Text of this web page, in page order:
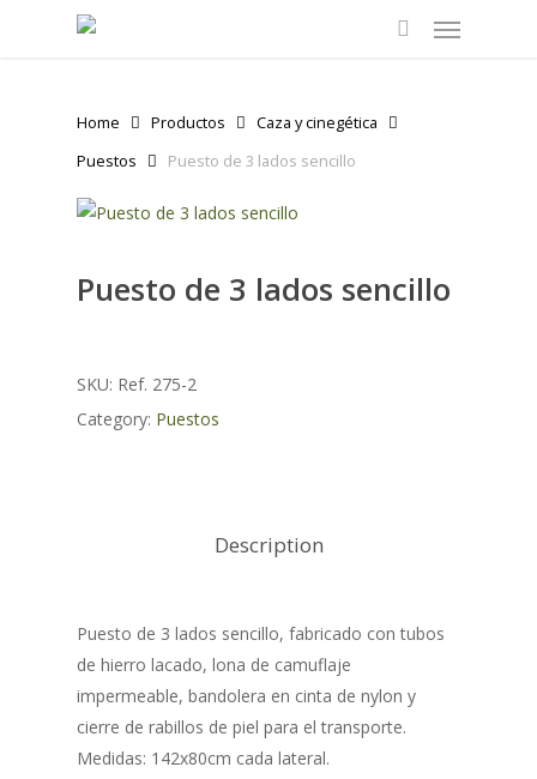
Menu
Home Productos
Caza y cinegética
Puestos
Puesto de 3 lados sencillo
Puesto de 3 lados sencillo
SKU: Ref. 275-2
Category: Puestos
Description
Puesto de 3 lados sencillo, fabricado con tubos
de hierro lacado, lona de camuflaje
impermeable, bandolera en cinta de nylon y
cierre de rabillos de piel para el transporte.
Medidas: 142x80cm cada lateral.